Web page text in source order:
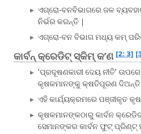
ଏଗ୍ରୋ-ବନବିଭାଗରେ ଜଳ
ନିର୍ଭର କରନ୍ତି |
ଏଗ୍ରୋ-ବନ ବିଭାଗ ମଧ୍ୟ କମ୍
କାର୍ବନ୍ କ୍ରେଡିଟ୍ ସ୍କିମ୍ କ’ଣ [2: 3]
'ପ୍ରଦୂଷଣକାରୀ ଦେୟ ନୀତି'
କୃଷକମାନଙ୍କୁ କ୍ଷତିପୂରଣ
ଏହି କାର୍ଯ୍ୟକ୍ରମରେ ପଞ୍ଜୀକୃତ
କୃଷକମାନଙ୍କଠାରୁ କାର୍ବନ
ସେମାନଙ୍କର କାର୍ବନ ଫୁଟ୍ ପ୍ରିଣ୍ଟ୍